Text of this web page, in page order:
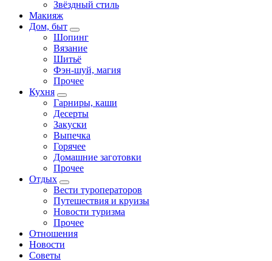
Звёздный стиль
Макияж
Дом, быт
Шопинг
Вязание
Шитьё
Фэн-шуй, магия
Прочее
Кухня
Гарниры, каши
Десерты
Закуски
Выпечка
Горячее
Домашние заготовки
Прочее
Отдых
Вести туроператоров
Путешествия и круизы
Новости туризма
Прочее
Отношения
Новости
Советы